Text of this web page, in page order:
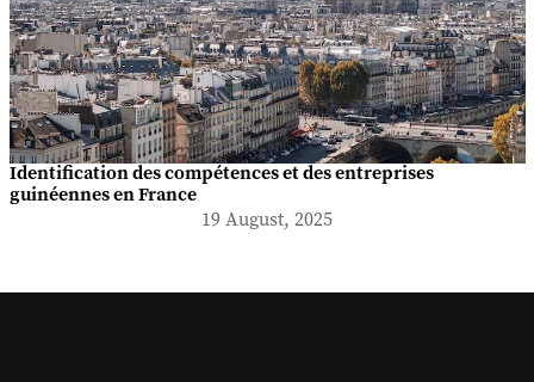
Identification des compétences et des entreprises
guinéennes en France
19 August, 2025